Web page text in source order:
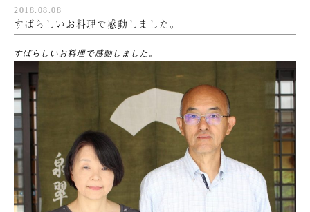
2018.08.08
すばらしいお料理で感動しました。
すばらしいお料理で感動しました。